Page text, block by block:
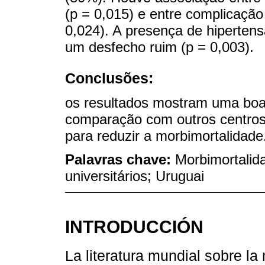
(p = 0,015) e entre
0,024). A presença de
um desfecho ruim (p = 0,003).
Conclusões:
os resultados mostram uma
comparação com outros
para reduzir a
Palavras chave:
universitários; Uruguai
INTRODUCCIÓN
La literatura mundial sobre